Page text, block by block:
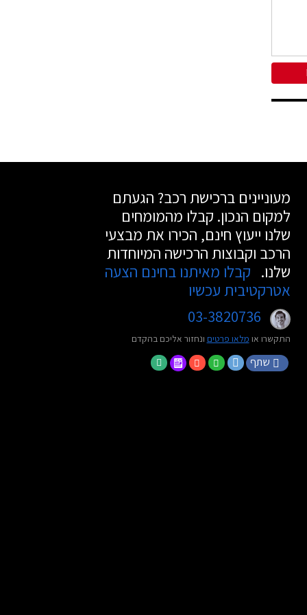
מעוניינים ברכישת רכב? הגעתם
למקום הנכון. קבלו מהמומחים
שלנו ייעוץ חינם, הכירו את מבצעי
הרכב וקבוצות הרכישה המיוחדות
שלנו. קבלו מאיתנו בחינם הצעה
אטרקטיבית עכשיו
03-3820736
התקשרו או מלאו פרטים ונחזור אליכם בהקדם
שתף